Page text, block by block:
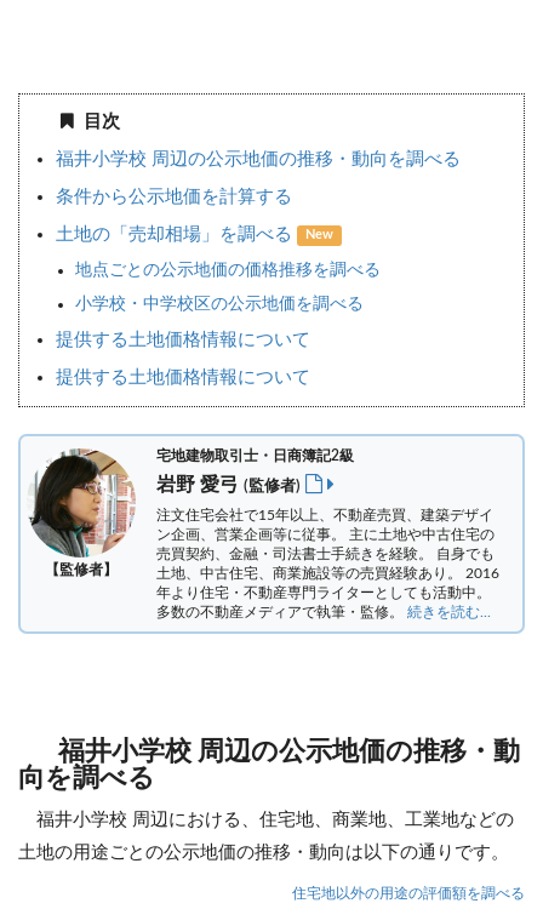
目次
福井小学校 周辺の公示地価の推移・動向を調べる
条件から公示地価を計算する
土地の「売却相場」を調べる New
地点ごとの公示地価の価格推移を調べる
小学校・中学校区の公示地価を調べる
提供する土地価格情報について
提供する土地価格情報について
【監修者】
宅地建物取引士・日商簿記2級
岩野 愛弓 (監修者)
注文住宅会社で15年以上、不動産売買、建築デザイ
ン企画、営業企画等に従事。 主に土地や中古住宅の
売買契約、金融・司法書士手続きを経験。 自身でも
土地、中古住宅、商業施設等の売買経験あり。 2016
年より住宅・不動産専門ライターとしても活動中。
多数の不動産メディアで執筆・監修。 続きを読む...
福井小学校 周辺の公示地価の推移・動
向を調べる
福井小学校 周辺における、住宅地、商業地、工業地などの
土地の用途ごとの公示地価の推移・動向は以下の通りです。
住宅地以外の用途の評価額を調べる